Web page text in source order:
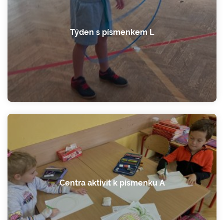
Týden s písmenkem L
Centra aktivit k písmenku A